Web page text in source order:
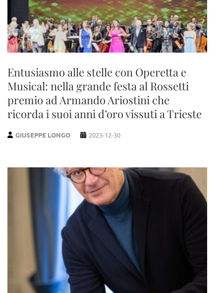
Entusiasmo alle stelle con Operetta e
Musical: nella grande festa al Rossetti
premio ad Armando Ariostini che
ricorda i suoi anni d’oro vissuti a Trieste
GIUSEPPE LONGO 2023-12-30